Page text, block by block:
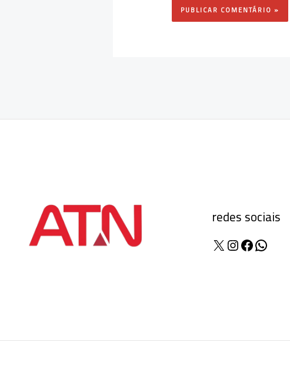
redes sociais
X Instagram
Facebook